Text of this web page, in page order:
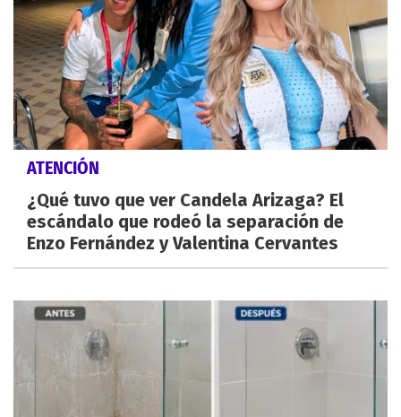
ATENCIÓN
¿Qué tuvo que ver Candela Arizaga? El
escándalo que rodeó la separación de
Enzo Fernández y Valentina Cervantes